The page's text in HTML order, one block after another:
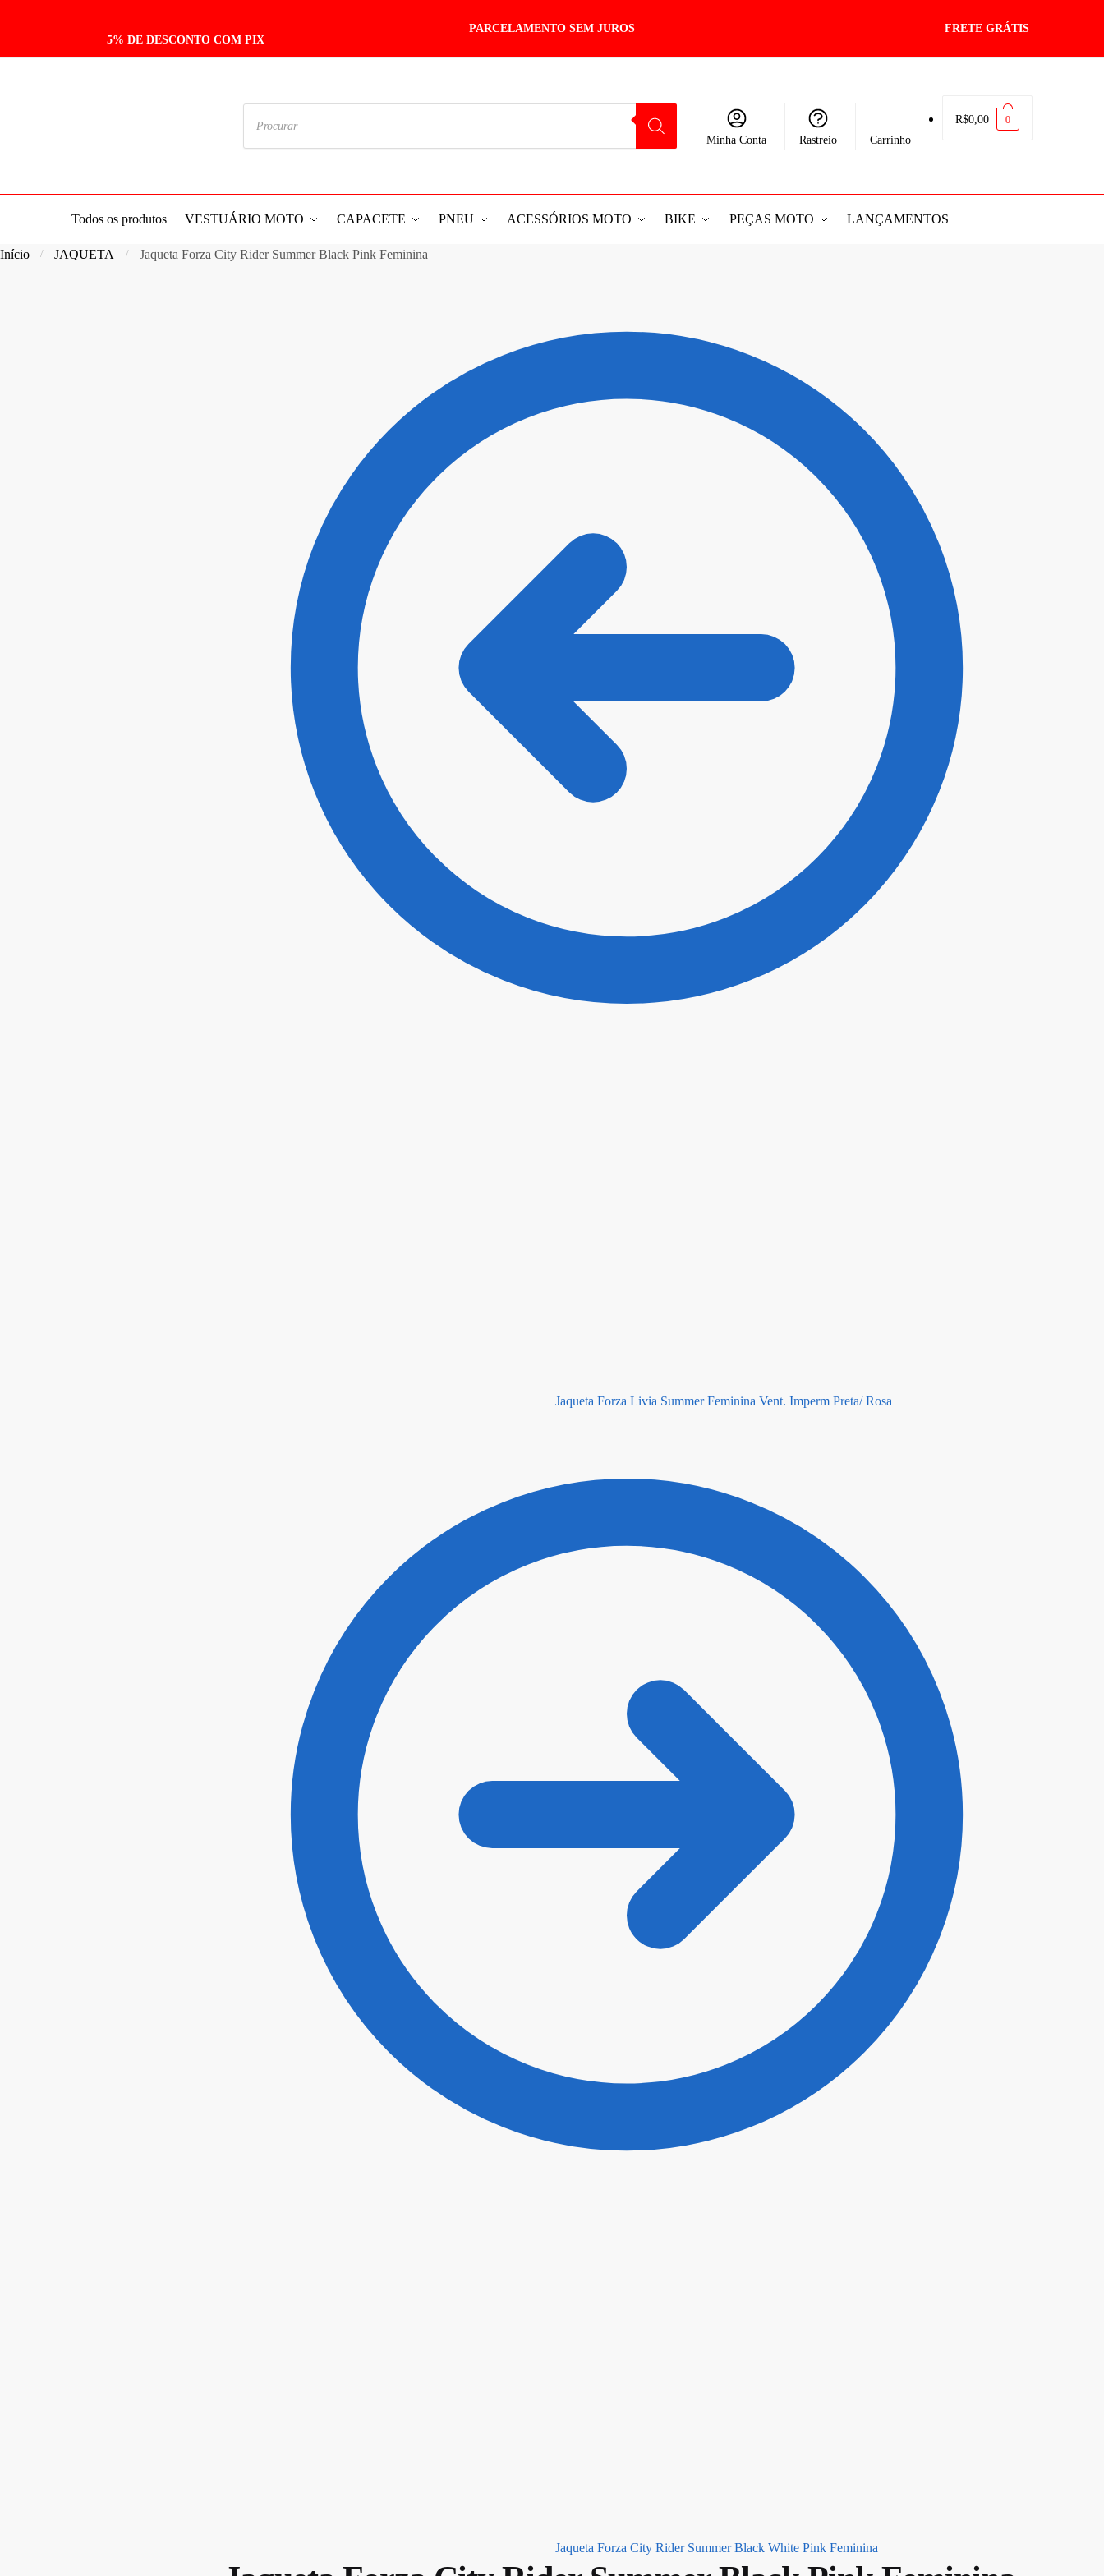
5% DE DESCONTO COM PIX
PARCELAMENTO SEM JUROS FRETE GRÁTIS
Pesquisar
produtos
Minha Conta Rastreio Carrinho
R$0,00 0
Todos os produtos VESTUÁRIO MOTO CAPACETE PNEU ACESSÓRIOS MOTO BIKE PEÇAS MOTO LANÇAMENTOS
Início / JAQUETA / Jaqueta Forza City Rider Summer Black Pink Feminina
Jaqueta Forza Livia Summer Feminina Vent. Imperm Preta/ Rosa
Jaqueta Forza City Rider Summer Black White Pink Feminina